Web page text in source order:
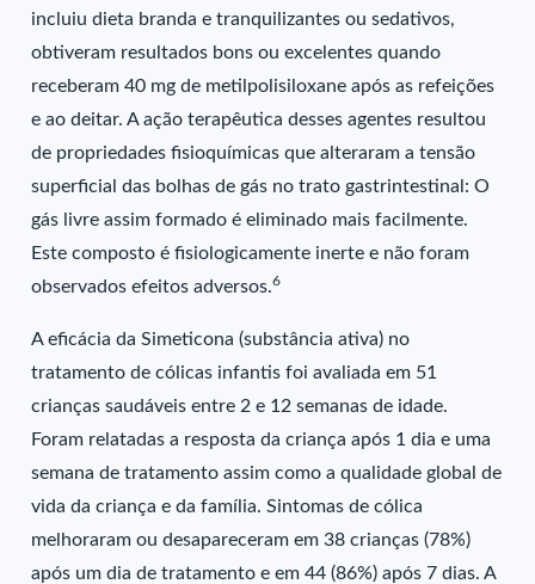
incluiu dieta branda e tranquilizantes ou sedativos,
obtiveram resultados bons ou excelentes quando
receberam 40 mg de metilpolisiloxane após as refeições
e ao deitar. A ação terapêutica desses agentes resultou
de propriedades fisioquímicas que alteraram a tensão
superficial das bolhas de gás no trato gastrintestinal: O
gás livre assim formado é eliminado mais facilmente.
Este composto é fisiologicamente inerte e não foram
observados efeitos adversos.6
A eficácia da Simeticona (substância ativa) no
tratamento de cólicas infantis foi avaliada em 51
crianças saudáveis entre 2 e 12 semanas de idade.
Foram relatadas a resposta da criança após 1 dia e uma
semana de tratamento assim como a qualidade global de
vida da criança e da família. Sintomas de cólica
melhoraram ou desapareceram em 38 crianças (78%)
após um dia de tratamento e em 44 (86%) após 7 dias. A